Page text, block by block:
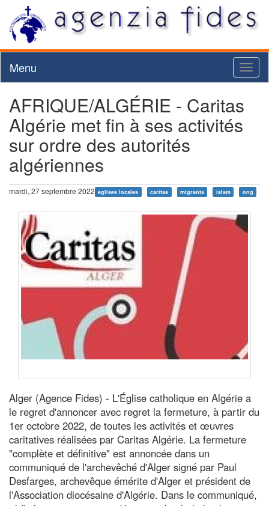
Menu
AFRIQUE/ALGÉRIE - Caritas
Algérie met fin à ses activités
sur ordre des autorités
algériennes
mardi, 27 septembre 2022 eglises locales caritas migrants islam ong
Alger (Agence Fides) - L'Église catholique en Algérie a
le regret d'annoncer avec regret la fermeture, à partir du
1er octobre 2022, de toutes les activités et œuvres
caritatives réalisées par Caritas Algérie. La fermeture
"complète et définitive" est annoncée dans un
communiqué de l'archevêché d'Alger signé par Paul
Desfarges, archevêque émérite d'Alger et président de
l'Association diocésaine d'Algérie. Dans le communiqué,